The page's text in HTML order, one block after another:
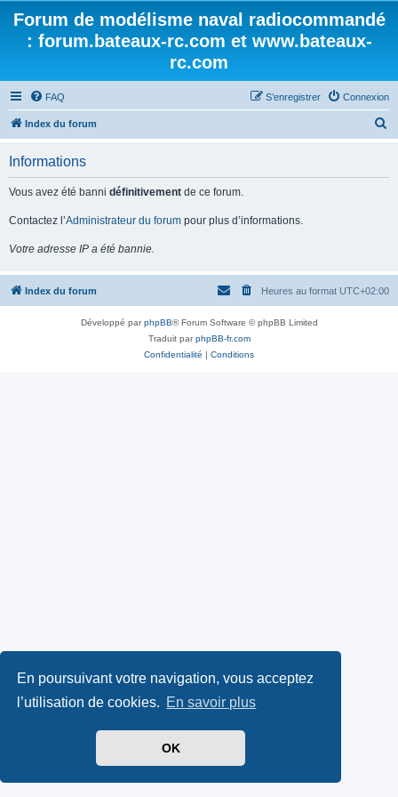
En poursuivant votre navigation, vous acceptez
l’utilisation de cookies. En savoir plus
OK
Forum de modélisme naval radiocommandé
: forum.bateaux-rc.com et www.bateaux-
rc.com
FAQ Connexion
S’enregistrer
Index du forum
e
Informations
Vous avez été banni définitivement de ce forum.
Contactez l’Administrateur du forum pour plus d’informations.
Votre adresse IP a été bannie.
Index du forum Heures au format UTC+02:00
Développé parphpBB® Forum Software © phpBB Limited
Traduit parphpBB-fr.com
Confidentialité | Conditions